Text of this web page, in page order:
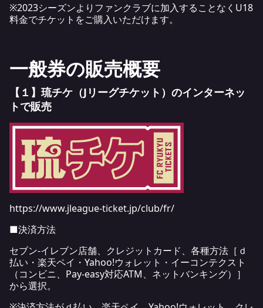
※2023シーズンよりファンクラブに加入することなくU18
料金でチケットをご購入いただけます。
一般券の販売概要
【１】琉チケ（Jリーグチケット）のインターネッ
トで販売
https://www.jleague-ticket.jp/club/fr/
■決済方法
セブン-イレブン店舗、クレジットカード、各種方法［ｄ
払い・楽天ペイ・Yahoo!ウォレット・イーコンテクスト
（コンビニ、Pay-easy対応ATM、ネットバンキング）］
から選択。